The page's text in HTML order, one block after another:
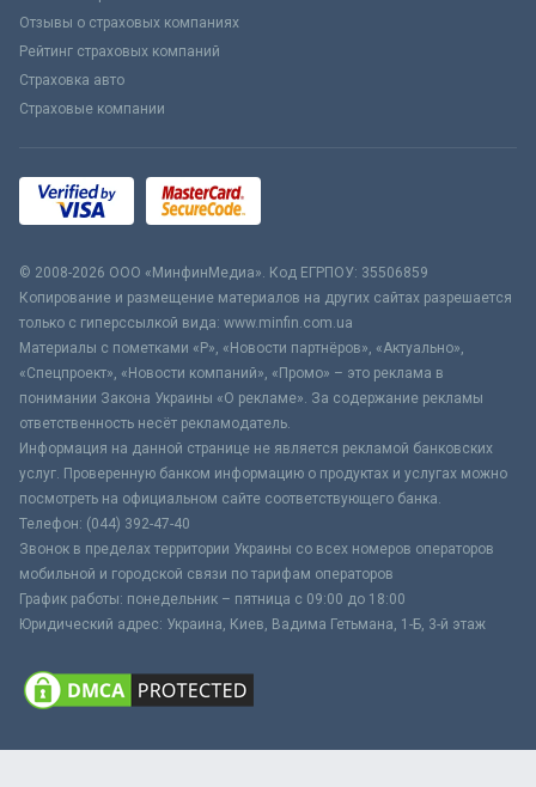
Отзывы о страховых компаниях
Рейтинг страховых компаний
Страховка авто
Страховые компании
© 2008-2026 ООО «МинфинМедиа». Код ЕГРПОУ: 35506859
Копирование и размещение материалов на других сайтах разрешается
только с гиперссылкой вида: www.minfin.com.ua
Материалы с пометками «Р», «Новости партнёров», «Актуально»,
«Спецпроект», «Новости компаний», «Промо» – это реклама в
понимании Закона Украины «О рекламе». За содержание рекламы
ответственность несёт рекламодатель.
Информация на данной странице не является рекламой банковских
услуг. Проверенную банком информацию о продуктах и услугах можно
посмотреть на официальном сайте соответствующего банка.
Телефон: (044) 392-47-40
Звонок в пределах территории Украины со всех номеров операторов
мобильной и городской связи по тарифам операторов
График работы: понедельник – пятница с 09:00 до 18:00
Юридический адрес: Украина, Киев, Вадима Гетьмана, 1-Б, 3-й этаж